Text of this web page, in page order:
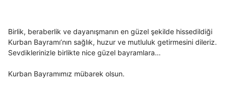
Birlik, beraberlik ve dayanışmanın en güzel şekilde hissedildiği
Kurban Bayramı’nın sağlık, huzur ve mutluluk getirmesini dileriz.
Sevdiklerinizle birlikte nice güzel bayramlara…
Kurban Bayramımız mübarek olsun.